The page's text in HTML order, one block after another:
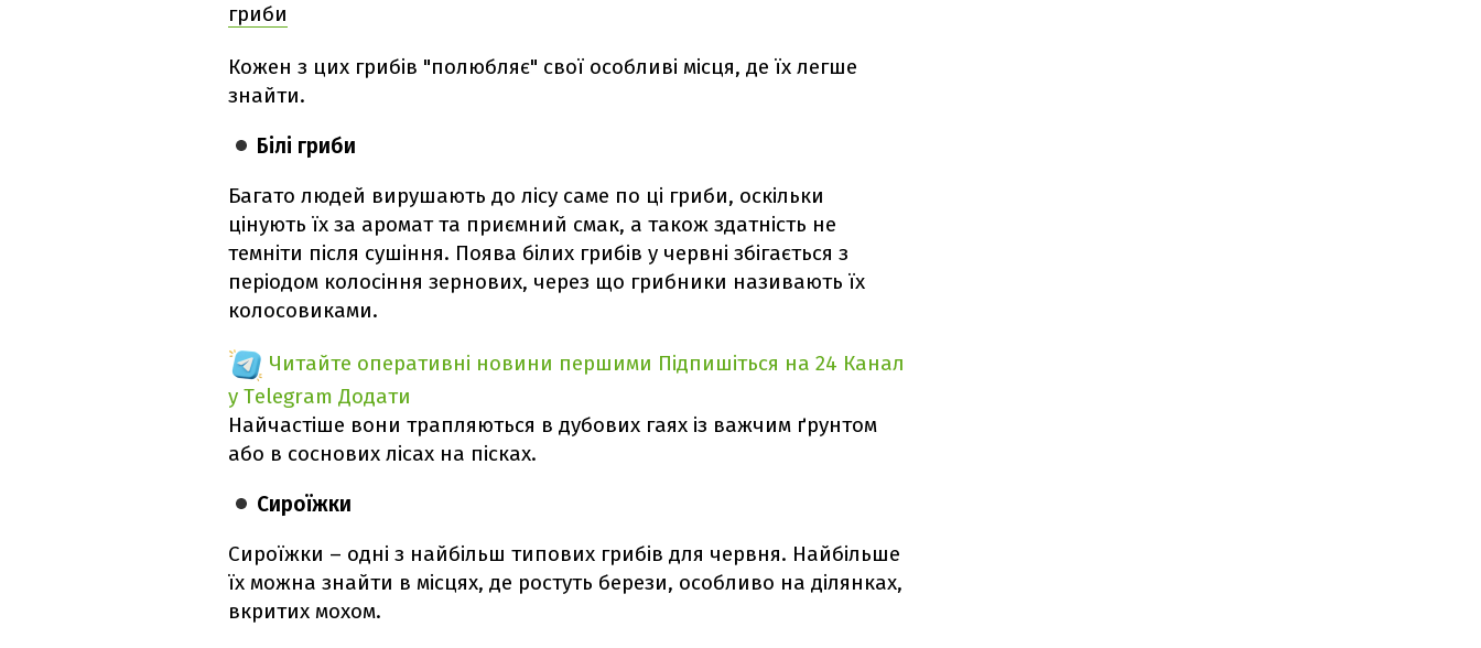
гриби
Кожен з цих грибів "полюбляє" свої особливі місця, де їх легше
знайти.
Білі гриби
Багато людей вирушають до лісу саме по ці гриби, оскільки
цінують їх за аромат та приємний смак, а також здатність не
темніти після сушіння. Поява білих грибів у червні збігається з
періодом колосіння зернових, через що грибники називають їх
колосовиками.
Читайте оперативні новини першими Підпишіться на 24 Канал
у Telegram Додати
Найчастіше вони трапляються в дубових гаях із важчим ґрунтом
або в соснових лісах на пісках.
Сироїжки
Сироїжки – одні з найбільш типових грибів для червня. Найбільше
їх можна знайти в місцях, де ростуть берези, особливо на ділянках,
вкритих мохом.